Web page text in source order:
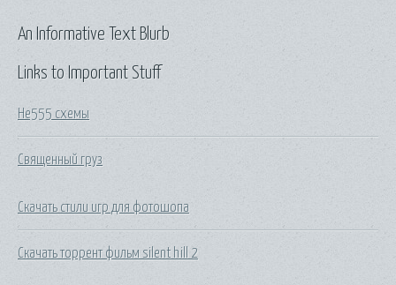
Links to Important Stuff
Не555 схемы
Священный груз
Скачать стили игр для фотошопа
Скачать торрент фильм silent hill 2
An Informative Text Blurb